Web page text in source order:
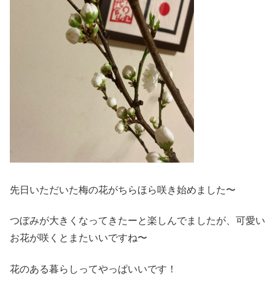
先日いただいた梅の花がちらほら咲き始めました〜
つぼみが大きくなってきたーと楽しんでましたが、可愛い
お花が咲くとまたいいですね〜
花のある暮らしってやっぱいいです！